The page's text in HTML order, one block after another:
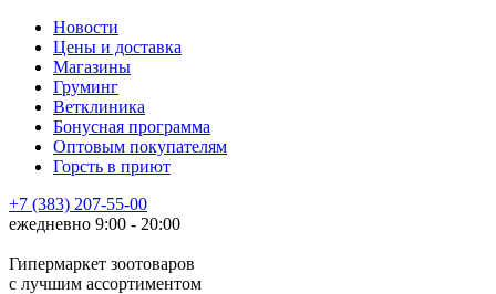
Новости
Цены и доставка
Магазины
Груминг
Ветклиника
Бонусная программа
Оптовым покупателям
Горсть в приют
+7 (383) 207-55-00
ежедневно 9:00 - 20:00
Гипермаркет зоотоваров
с лучшим ассортиментом